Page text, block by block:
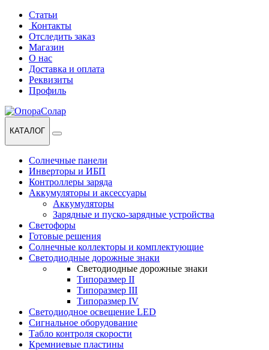
Перейти
навигации
Перейти
содержанию
Статьи
Контакты
Отследить заказ
Магазин
О нас
Доставка и оплата
Реквизиты
Профиль
КАТАЛОГ
Солнечные панели
Инверторы и ИБП
Контроллеры заряда
Аккумуляторы и аксессуары
Аккумуляторы
Зарядные и пуско-зарядные устройства
Светофоры
Готовые решения
Солнечные коллекторы и комплектующие
Светодиодные дорожные знаки
Светодиодные дорожные знаки
Типоразмер II
Типоразмер III
Типоразмер IV
Светодиодное освещение LED
Сигнальное оборудование
Табло контроля скорости
Кремниевые пластины